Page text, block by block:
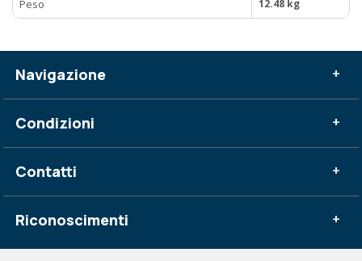
Peso 12.48 kg
Navigazione +
Condizioni +
Contatti +
Riconoscimenti +